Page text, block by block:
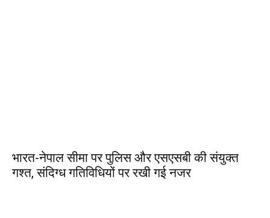
भारत-नेपाल सीमा पर पुलिस और एसएसबी की संयुक्त
गश्त, संदिग्ध गतिविधियों पर रखी गई नजर